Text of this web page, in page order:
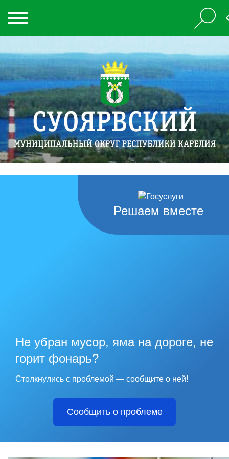
Решаем вместе
Не убран мусор, яма на дороге, не
горит фонарь?
Столкнулись с проблемой — сообщите о ней!
Сообщить о проблеме